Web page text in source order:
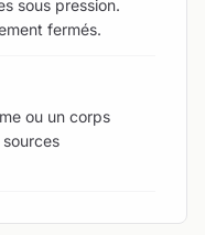
sous pression.
fermés.
ou un corps